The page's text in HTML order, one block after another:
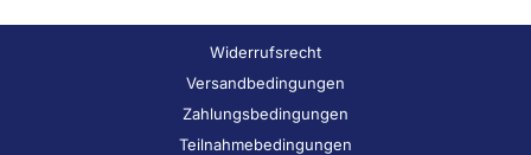
Widerrufsrecht
Versandbedingungen
Zahlungsbedingungen
Teilnahmebedingungen